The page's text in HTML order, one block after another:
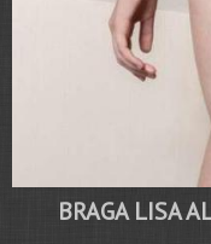
BRAGA LISA